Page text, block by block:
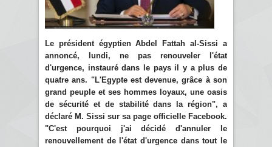
Le président égyptien Abdel Fattah al-Sissi a
annoncé, lundi, ne pas renouveler l'état
d'urgence, instauré dans le pays il y a plus de
quatre ans. "L'Egypte est devenue, grâce à son
grand peuple et ses hommes loyaux, une oasis
de sécurité et de stabilité dans la région", a
déclaré M. Sissi sur sa page officielle Facebook.
"C'est pourquoi j'ai décidé d'annuler le
renouvellement de l'état d'urgence dans tout le